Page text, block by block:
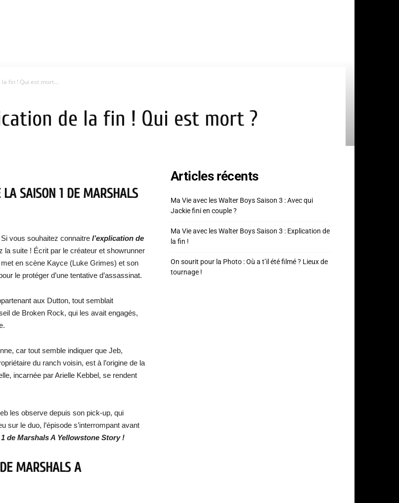
fin ! Qui est mort...
de la fin ! Qui est mort ?
LA SAISON 1 DE MARSHALS
Si vous souhaitez connaitre l’explication de
la suite ! Écrit par le créateur et showrunner
en scène Kayce (Luke Grimes) et son
le protéger d’une tentative d’assassinat.
aux Dutton, tout semblait
de Broken Rock, qui les avait engagés,
car tout semble indiquer que Jeb,
du ranch voisin, est à l’origine de la
incarnée par Arielle Kebbel, se rendent
les observe depuis son pick-up, qui
sur le duo, l’épisode s’interrompant avant
de Marshals A Yellowstone Story !
MARSHALS A
Articles récents
Ma Vie avec les Walter Boys Saison 3 : Avec qui
Jackie fini en couple ?
Ma Vie avec les Walter Boys Saison 3 : Explication de
la fin !
On sourit pour la Photo : Où a t’il été filmé ? Lieux de
tournage !